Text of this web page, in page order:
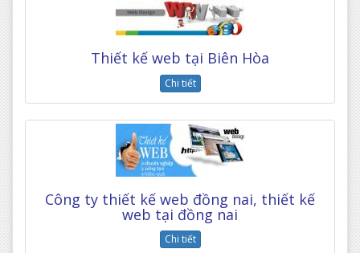
Thiết kế web tại Biên Hòa
Chi tiết
Công ty thiết kế web đồng nai, thiết kế
web tại đồng nai
Chi tiết